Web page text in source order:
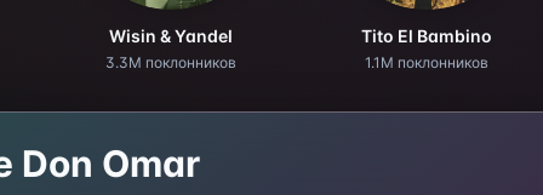
Wisin & Yandel
3.3M поклонников
Tito El Bambino
1.1M поклонников
Don Omar